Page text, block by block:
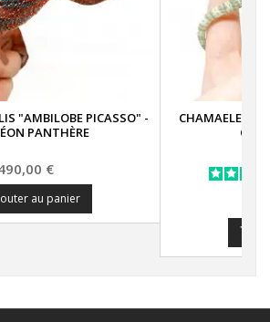
"AMBILOBE PICASSO" -
PANTHÈRE
€
au panier
CHAMAELEO
